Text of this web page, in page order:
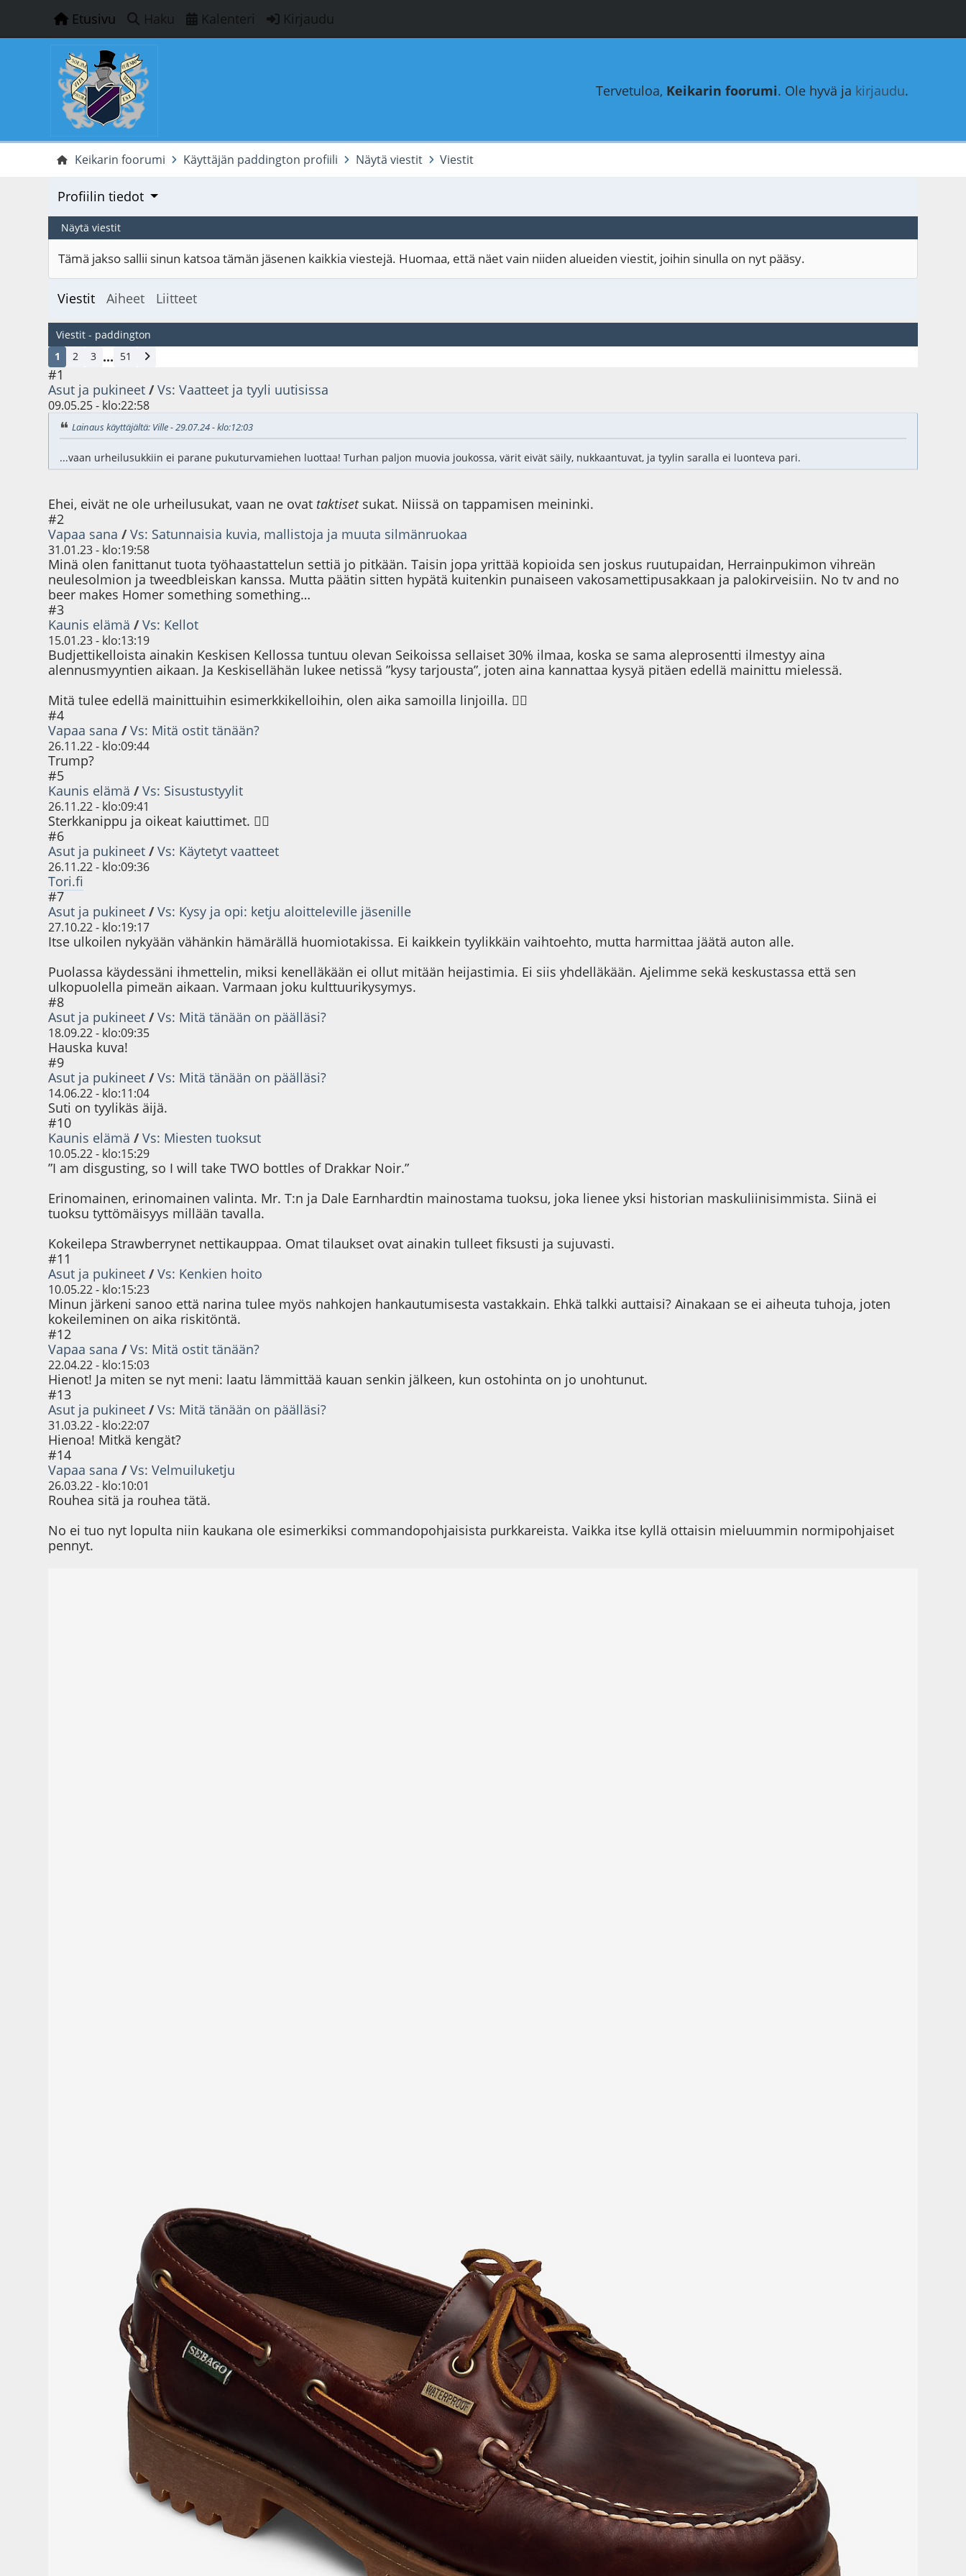
Etusivu Haku Kalenteri Kirjaudu
Tervetuloa, Keikarin foorumi. Ole hyvä ja kirjaudu.
Keikarin foorumi Käyttäjän paddington profiili Näytä viestit Viestit
Profiilin tiedot
Näytä viestit
Tämä jakso sallii sinun katsoa tämän jäsenen kaikkia viestejä. Huomaa, että näet vain niiden alueiden viestit, joihin sinulla on nyt pääsy.
Viestit Aiheet Liitteet
Viestit - paddington
1
2 3 ... 51
#1
Asut ja pukineet /Vs: Vaatteet ja tyyli uutisissa
09.05.25 - klo:22:58
Lainaus käyttäjältä: Ville - 29.07.24 - klo:12:03
...vaan urheilusukkiin ei parane pukuturvamiehen luottaa! Turhan paljon muovia joukossa, värit eivät säily, nukkaantuvat, ja tyylin saralla ei luonteva pari.
Ehei, eivät ne ole urheilusukat, vaan ne ovat taktisetsukat. Niissä on tappamisen meininki.
#2
Vapaa sana /Vs: Satunnaisia kuvia, mallistoja ja muuta silmänruokaa
31.01.23 - klo:19:58
Minä olen fanittanut tuota työhaastattelun settiä jo pitkään. Taisin jopa yrittää kopioida sen joskus ruutupaidan, Herrainpukimon vihreän
neulesolmion ja tweedbleiskan kanssa. Mutta päätin sitten hypätä kuitenkin punaiseen vakosamettipusakkaan ja palokirveisiin. No tv and no
beer makes Homer something something…
#3
Kaunis elämä /Vs: Kellot
15.01.23 - klo:13:19
Budjettikelloista ainakin Keskisen Kellossa tuntuu olevan Seikoissa sellaiset 30% ilmaa, koska se sama aleprosentti ilmestyy aina
alennusmyyntien aikaan. Ja Keskisellähän lukee netissä ”kysy tarjousta”, joten aina kannattaa kysyä pitäen edellä mainittu mielessä.
Mitä tulee edellä mainittuihin esimerkkikelloihin, olen aika samoilla linjoilla. 👍🏻
#4
Vapaa sana /Vs: Mitä ostit tänään?
26.11.22 - klo:09:44
Trump?
#5
Kaunis elämä /Vs: Sisustustyylit
26.11.22 - klo:09:41
Sterkkanippu ja oikeat kaiuttimet. 👍🏻
#6
Asut ja pukineet /Vs: Käytetyt vaatteet
26.11.22 - klo:09:36
Tori.fi
#7
Asut ja pukineet /Vs: Kysy ja opi: ketju aloitteleville jäsenille
27.10.22 - klo:19:17
Itse ulkoilen nykyään vähänkin hämärällä huomiotakissa. Ei kaikkein tyylikkäin vaihtoehto, mutta harmittaa jäätä auton alle.
Puolassa käydessäni ihmettelin, miksi kenelläkään ei ollut mitään heijastimia. Ei siis yhdelläkään. Ajelimme sekä keskustassa että sen
ulkopuolella pimeän aikaan. Varmaan joku kulttuurikysymys.
#8
Asut ja pukineet /Vs: Mitä tänään on päälläsi?
18.09.22 - klo:09:35
Hauska kuva!
#9
Asut ja pukineet /Vs: Mitä tänään on päälläsi?
14.06.22 - klo:11:04
Suti on tyylikäs äijä.
#10
Kaunis elämä /Vs: Miesten tuoksut
10.05.22 - klo:15:29
”I am disgusting, so I will take TWO bottles of Drakkar Noir.”
Erinomainen, erinomainen valinta. Mr. T:n ja Dale Earnhardtin mainostama tuoksu, joka lienee yksi historian maskuliinisimmista. Siinä ei
tuoksu tyttömäisyys millään tavalla.
Kokeilepa Strawberrynet nettikauppaa. Omat tilaukset ovat ainakin tulleet fiksusti ja sujuvasti.
#11
Asut ja pukineet /Vs: Kenkien hoito
10.05.22 - klo:15:23
Minun järkeni sanoo että narina tulee myös nahkojen hankautumisesta vastakkain. Ehkä talkki auttaisi? Ainakaan se ei aiheuta tuhoja, joten
kokeileminen on aika riskitöntä.
#12
Vapaa sana /Vs: Mitä ostit tänään?
22.04.22 - klo:15:03
Hienot! Ja miten se nyt meni: laatu lämmittää kauan senkin jälkeen, kun ostohinta on jo unohtunut.
#13
Asut ja pukineet /Vs: Mitä tänään on päälläsi?
31.03.22 - klo:22:07
Hienoa! Mitkä kengät?
#14
Vapaa sana /Vs: Velmuiluketju
26.03.22 - klo:10:01
Rouhea sitä ja rouhea tätä.
No ei tuo nyt lopulta niin kaukana ole esimerkiksi commandopohjaisista purkkareista. Vaikka itse kyllä ottaisin mieluummin normipohjaiset
pennyt.